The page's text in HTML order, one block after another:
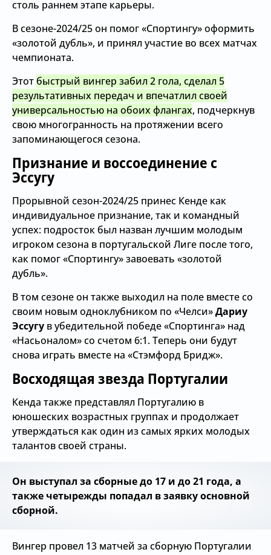
столь раннем этапе карьеры.
В сезоне-2024/25 он помог «Спортингу» оформить
«золотой дубль», и принял участие во всех матчах
чемпионата.
Этотбыстрый вингер забил 2 гола, сделал 5
результативных передач и впечатлил своей
универсальностью на обоих флангах, подчеркнув
свою многогранность на протяжении всего
запоминающегося сезона.
Признание и воссоединение с
Эссугу
Прорывной сезон-2024/25 принес Кенде как
индивидуальное признание, так и командный
успех: подросток был назван лучшим молодым
игроком сезона в португальской Лиге после того,
как помог «Спортингу» завоевать «золотой
дубль».
В том сезоне он также выходил на поле вместе со
своим новым одноклубником по «Челси»Дариу
Эссугу в убедительной победе «Спортинга» над
«Насьоналом» со счетом 6:1. Теперь они будут
снова играть вместе на «Стэмфорд Бридж».
Восходящая звезда Португалии
Кенда также представлял Португалию в
юношеских возрастных группах и продолжает
утверждаться как один из самых ярких молодых
талантов своей страны.
Он выступал за сборные до 17 и до 21 года, а
также четырежды попадал в заявку основной
сборной.
Вингер провел 13 матчей за сборную Португалии